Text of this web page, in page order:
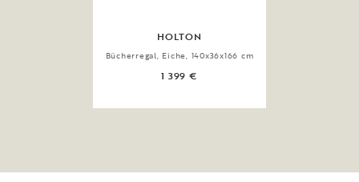
HOLTON
Bücherregal, Eiche, 140x36x166 cm
1 399 €